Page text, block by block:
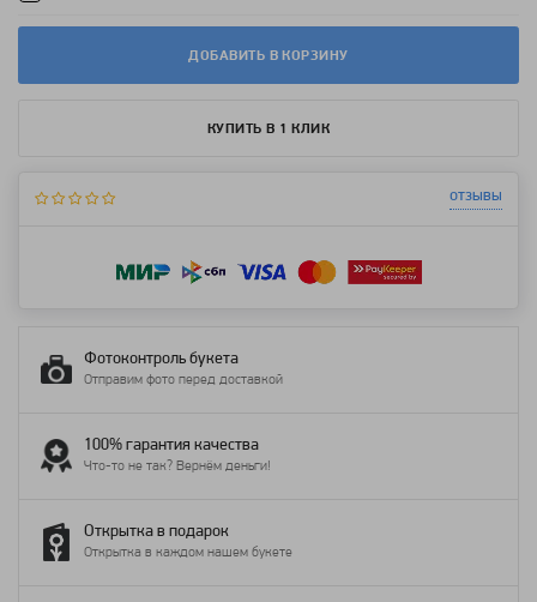
ДОБАВИТЬ В КОРЗИНУ
КУПИТЬ В 1 КЛИК
отзывы
Фотоконтроль букета
Отправим фото перед доставкой
100% гарантия качества
Что-то не так? Вернём деньги!
Открытка в подарок
Открытка в каждом нашем букете